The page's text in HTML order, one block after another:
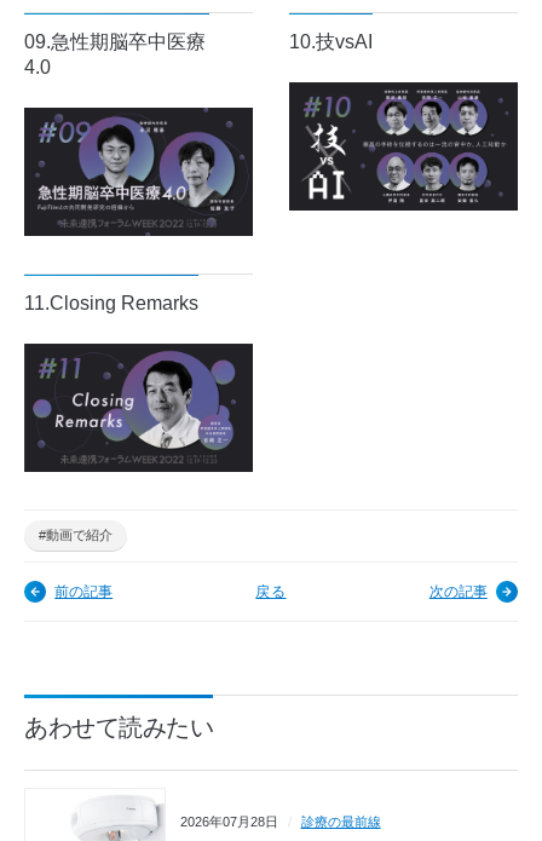
09.急性期脳卒中医療
4.0
10.技vsAI
11.Closing Remarks
#動画で紹介
前の記事 戻る 次の記事
あわせて読みたい
2026年07月28日 診療の最前線